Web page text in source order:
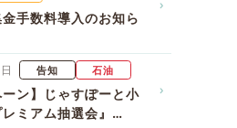
金手数料導入のお知ら
告知 石油
ーン】じゃすぽーと小
レミアム抽選会』…